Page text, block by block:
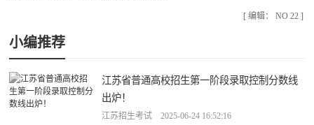
[ 编辑： NO 22 ]
小编推荐
江苏省普通高校招生第一阶段录取控制分数线
出炉！
江苏招生考试 2025-06-24 16:52:16